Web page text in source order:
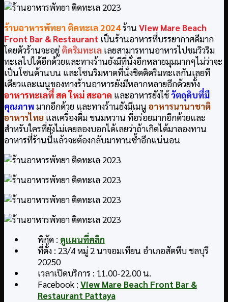
ร้านอาหารพัทยา ติดทะเล2024ร้าน View Mare Beach
Front Bar & Restaurant เป็นร้านอาหารที่บรรยากาศดีมาก
โดยตัวร้านจะอยู่ติดริมทะเล เลยสามารทานอาหารไปชมวิวริม
ทะเลไปได้อีกด้วยและทางร้านยังมีที่นั่งอีกหลายมุมมากๆไม่ว่าจะ
เป็นโซนด้านบน และโซนริมหาดที่นั่งชิดติดริมทะเลกันเลยที
เดียวและเมนูของทางร้านอาหารยังมีหลากหลายอีกด้วยทั้ง
อาหารทะเลที่ สด ใหม่ สะอาด และอาหารยังใช้วัตถุดิบที่มี
คุณภาพมากอีกด้วย และทางร้านยังมีเมนู อาหารนานาชาติ
อาหารไทย แลเครื่องดื่ม ขนมหวาน ที่อร่อยมากอีกด้วยและ
สำหรับใครที่ยังไม่เคยลองบอกได้เลยว่าถ้าเกิดได้มาลองทาน
อาหารที่ร้านนี้แล้วจะต้องกลับมาทานซ้ำอีกแน่นอน
พิกัด : ดูแผนที่คลิก
ที่ตั้ง : 23/4 หมู่ 2 นาจอมเทียน อำเภอสัตหีบ ชลบุรี
20250
เวลาเปิดบริการ : 11.00-22.00 น.
Facebook : View Mare Beach Front Bar &
Restaurant Pattaya